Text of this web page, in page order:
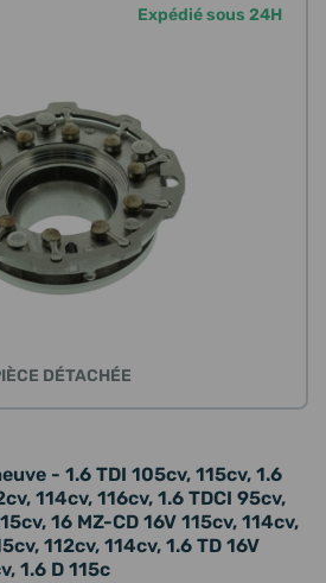
Expédié sous 24H
DÉTACHÉE
- 1.6 TDI 105cv, 115cv, 1.6
114cv, 116cv, 1.6 TDCI 95cv,
16 MZ-CD 16V 115cv, 114cv,
112cv, 114cv, 1.6 TD 16V
1.6 D 115c